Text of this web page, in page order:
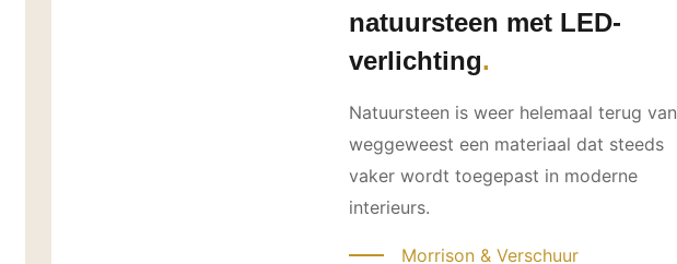
natuursteen met LED-
verlichting
Natuursteen is weer helemaal terug van
weggeweest een materiaal dat steeds
vaker wordt toegepast in moderne
interieurs.
Morrison & Verschuur